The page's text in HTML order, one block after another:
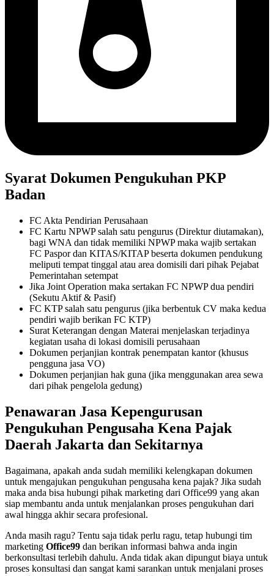
Syarat Dokumen Pengukuhan PKP
Badan
FC Akta Pendirian Perusahaan
FC Kartu NPWP salah satu pengurus (Direktur diutamakan),
bagi WNA dan tidak memiliki NPWP maka wajib sertakan
FC Paspor dan KITAS/KITAP beserta dokumen pendukung
meliputi tempat tinggal atau area domisili dari pihak Pejabat
Pemerintahan setempat
Jika Joint Operation maka sertakan FC NPWP dua pendiri
(Sekutu Aktif & Pasif)
FC KTP salah satu pengurus (jika berbentuk CV maka kedua
pendiri wajib berikan FC KTP)
Surat Keterangan dengan Materai menjelaskan terjadinya
kegiatan usaha di lokasi domisili perusahaan
Dokumen perjanjian kontrak penempatan kantor (khusus
pengguna jasa VO)
Dokumen perjanjian hak guna (jika menggunakan area sewa
dari pihak pengelola gedung)
Penawaran Jasa Kepengurusan
Pengukuhan Pengusaha Kena Pajak
Daerah Jakarta dan Sekitarnya
Bagaimana, apakah anda sudah memiliki kelengkapan dokumen
untuk mengajukan pengukuhan pengusaha kena pajak? Jika sudah
maka anda bisa hubungi pihak marketing dari Office99 yang akan
siap membantu anda untuk menjalankan proses pengukuhan dari
awal hingga akhir secara profesional.
Anda masih ragu? Tentu saja tidak perlu ragu, tetap hubungi tim
marketing Office99 dan berikan informasi bahwa anda ingin
berkonsultasi terlebih dahulu. Anda tidak akan dipungut biaya untuk
proses konsultasi dan sangat kami sarankan untuk menjalani proses